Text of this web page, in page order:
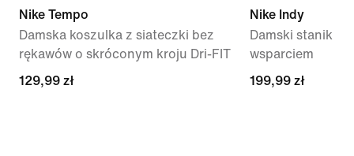
Nike Tempo
Damska koszulka z siateczki bez
rękawów o skróconym kroju Dri-FIT
129,99 zł
129,99 zł
Nike Indy
Damski stanik
wsparciem
199,99 zł
199,99 zł